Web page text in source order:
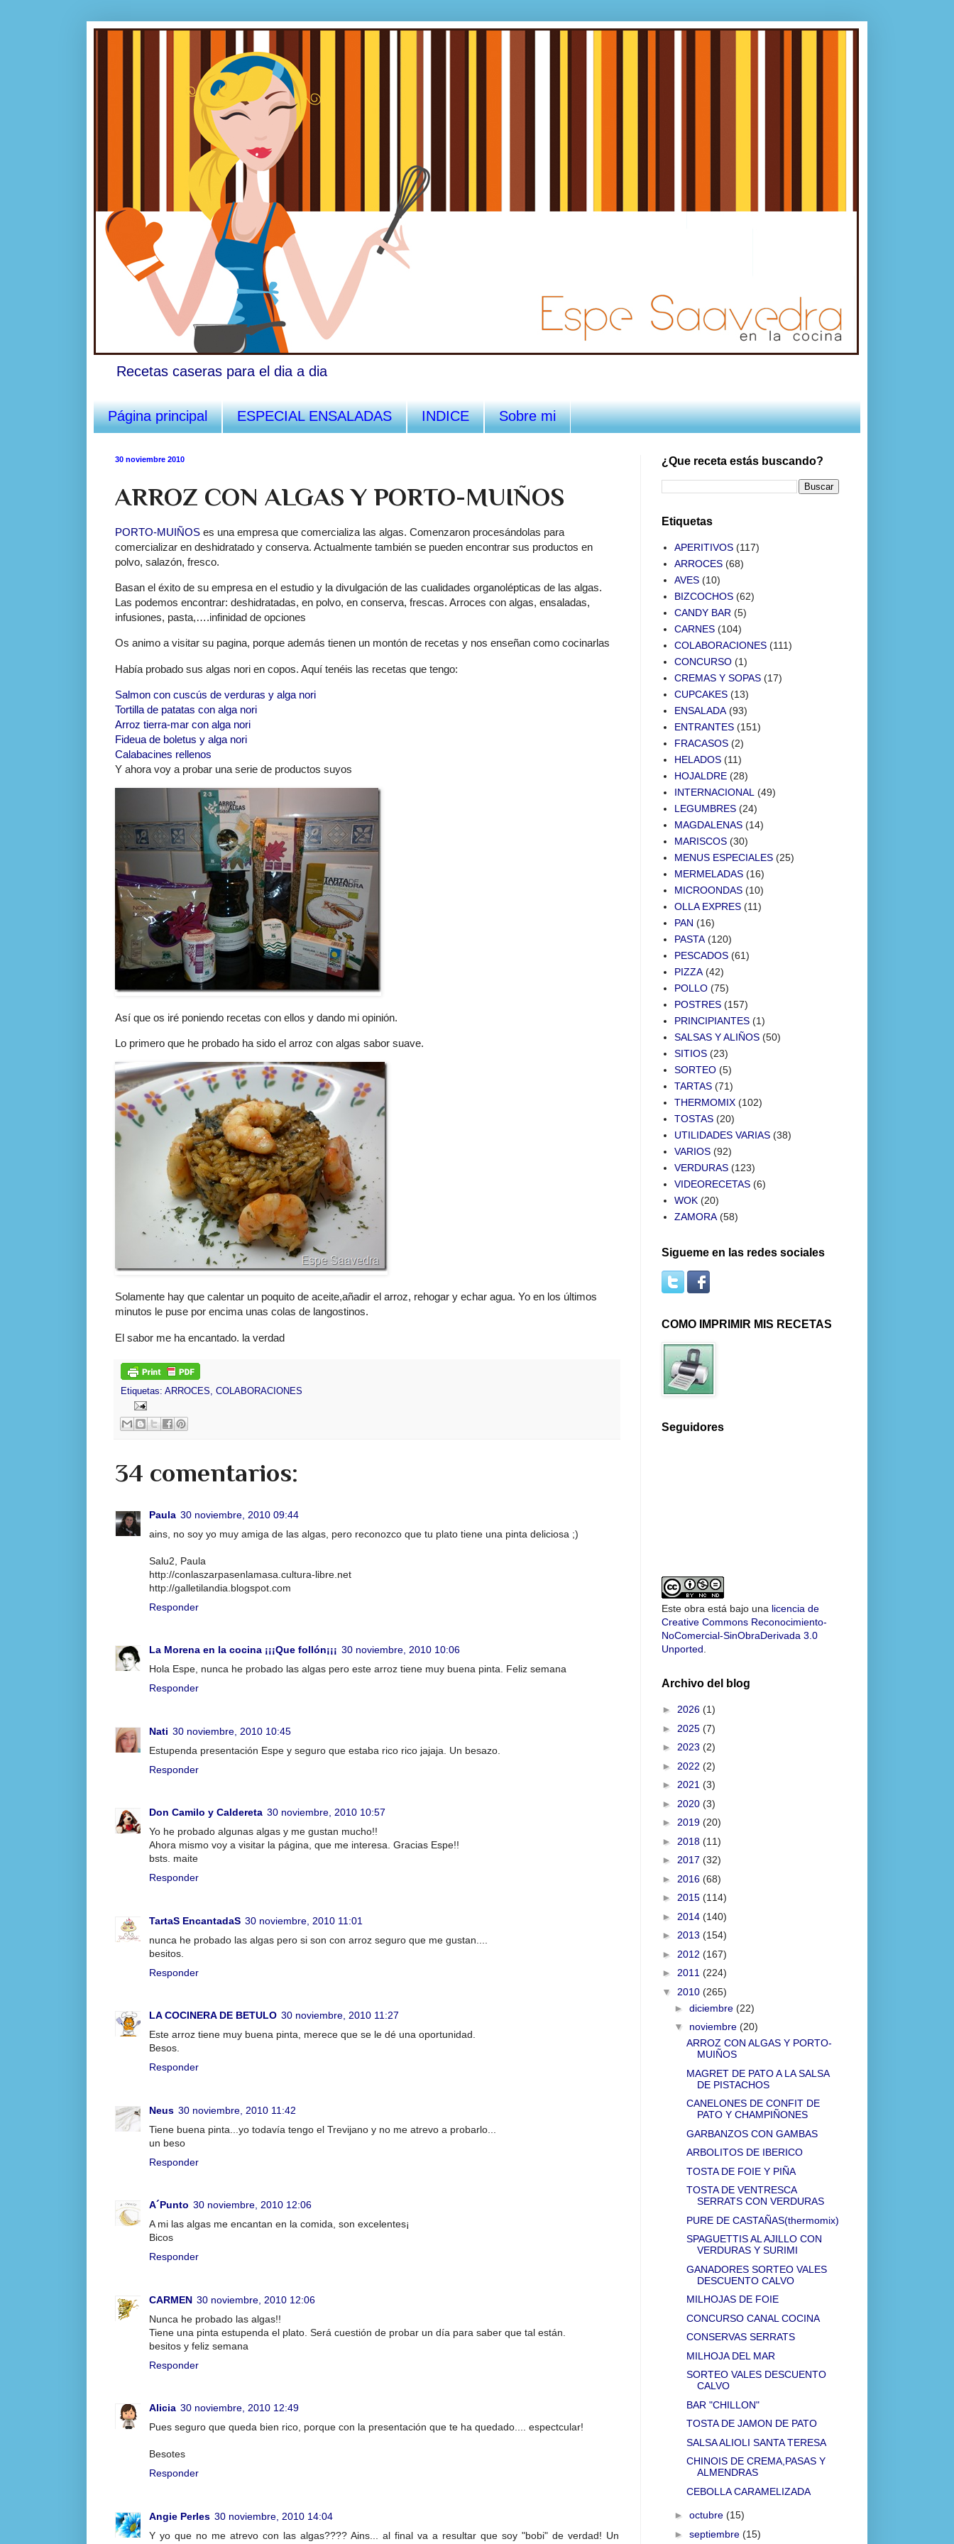
Recetas caseras para el dia a dia
Página principal ESPECIAL ENSALADAS INDICE Sobre mi
30 noviembre 2010
ARROZ CON ALGAS Y PORTO-MUIÑOS
PORTO-MUIÑOS es una empresa que comercializa las algas. Comenzaron procesándolas para
comercializar en deshidratado y conserva. Actualmente también se pueden encontrar sus productos en
polvo, salazón, fresco.
Basan el éxito de su empresa en el estudio y la divulgación de las cualidades organolépticas de las algas.
Las podemos encontrar: deshidratadas, en polvo, en conserva, frescas. Arroces con algas, ensaladas,
infusiones, pasta,….infinidad de opciones
Os animo a visitar su pagina, porque además tienen un montón de recetas y nos enseñan como cocinarlas
Había probado sus algas nori en copos. Aquí tenéis las recetas que tengo:
Salmon con cuscús de verduras y alga nori
Tortilla de patatas con alga nori
Arroz tierra-mar con alga nori
Fideua de boletus y alga nori
Calabacines rellenos
Y ahora voy a probar una serie de productos suyos
Así que os iré poniendo recetas con ellos y dando mi opinión.
Lo primero que he probado ha sido el arroz con algas sabor suave.
Solamente hay que calentar un poquito de aceite,añadir el arroz, rehogar y echar agua. Yo en los últimos
minutos le puse por encima unas colas de langostinos.
El sabor me ha encantado. la verdad
Etiquetas: ARROCES COLABORACIONES
34 comentarios:
Paula 30 noviembre, 2010 09:44
ains, no soy yo muy amiga de las algas, pero reconozco que tu plato tiene una pinta deliciosa ;)
Salu2, Paula
http://conlaszarpasenlamasa.cultura-libre.net
http://galletilandia.blogspot.com
Responder
La Morena en la cocina ¡¡¡Que follón¡¡¡ 30 noviembre, 2010 10:06
Hola Espe, nunca he probado las algas pero este arroz tiene muy buena pinta. Feliz semana
Responder
Nati 30 noviembre, 2010 10:45
Estupenda presentación Espe y seguro que estaba rico rico jajaja. Un besazo.
Responder
Don Camilo y Caldereta 30 noviembre, 2010 10:57
Yo he probado algunas algas y me gustan mucho!!
Ahora mismo voy a visitar la página, que me interesa. Gracias Espe!!
bsts. maite
Responder
TartaS EncantadaS 30 noviembre, 2010 11:01
nunca he probado las algas pero si son con arroz seguro que me gustan....
besitos.
Responder
LA COCINERA DE BETULO 30 noviembre, 2010 11:27
Este arroz tiene muy buena pinta, merece que se le dé una oportunidad.
Besos.
Responder
Neus 30 noviembre, 2010 11:42
Tiene buena pinta...yo todavía tengo el Trevijano y no me atrevo a probarlo...
un beso
Responder
A´Punto 30 noviembre, 2010 12:06
A mi las algas me encantan en la comida, son excelentes¡
Bicos
Responder
CARMEN 30 noviembre, 2010 12:06
Nunca he probado las algas!!
Tiene una pinta estupenda el plato. Será cuestión de probar un día para saber que tal están.
besitos y feliz semana
Responder
Alicia 30 noviembre, 2010 12:49
Pues seguro que queda bien rico, porque con la presentación que te ha quedado.... espectcular!
Besotes
Responder
Angie Perles 30 noviembre, 2010 14:04
Y yo que no me atrevo con las algas???? Ains... al final va a resultar que soy "bobi" de verdad! Un
¿Que receta estás buscando?
Etiquetas
APERITIVOS (117)
ARROCES (68)
AVES (10)
BIZCOCHOS (62)
CANDY BAR (5)
CARNES (104)
COLABORACIONES (111)
CONCURSO (1)
CREMAS Y SOPAS (17)
CUPCAKES (13)
ENSALADA (93)
ENTRANTES (151)
FRACASOS (2)
HELADOS (11)
HOJALDRE (28)
INTERNACIONAL (49)
LEGUMBRES (24)
MAGDALENAS (14)
MARISCOS (30)
MENUS ESPECIALES (25)
MERMELADAS (16)
MICROONDAS (10)
OLLA EXPRES (11)
PAN (16)
PASTA (120)
PESCADOS (61)
PIZZA (42)
POLLO (75)
POSTRES (157)
PRINCIPIANTES (1)
SALSAS Y ALIÑOS (50)
SITIOS (23)
SORTEO (5)
TARTAS (71)
THERMOMIX (102)
TOSTAS (20)
UTILIDADES VARIAS (38)
VARIOS (92)
VERDURAS (123)
VIDEORECETAS (6)
WOK (20)
ZAMORA (58)
Sigueme en las redes sociales
COMO IMPRIMIR MIS RECETAS
Seguidores
Este obra está bajo una licencia de
Creative Commons Reconocimiento-
NoComercial-SinObraDerivada 3.0
Unported
Archivo del blog
► 2026 (1)
► 2025 (7)
► 2023 (2)
► 2022 (2)
► 2021 (3)
► 2020 (3)
► 2019 (20)
► 2018 (11)
► 2017 (32)
► 2016 (68)
► 2015 (114)
► 2014 (140)
► 2013 (154)
► 2012 (167)
► 2011 (224)
▼ 2010 (265)
► diciembre (22)
▼ noviembre (20)
ARROZ CON ALGAS Y PORTO-
MUIÑOS
MAGRET DE PATO A LA SALSA
DE PISTACHOS
CANELONES DE CONFIT DE
PATO Y CHAMPIÑONES
GARBANZOS CON GAMBAS
ARBOLITOS DE IBERICO
TOSTA DE FOIE Y PIÑA
TOSTA DE VENTRESCA
SERRATS CON VERDURAS
PURE DE CASTAÑAS(thermomix)
SPAGUETTIS AL AJILLO CON
VERDURAS Y SURIMI
GANADORES SORTEO VALES
DESCUENTO CALVO
MILHOJAS DE FOIE
CONCURSO CANAL COCINA
CONSERVAS SERRATS
MILHOJA DEL MAR
SORTEO VALES DESCUENTO
CALVO
BAR "CHILLON"
TOSTA DE JAMON DE PATO
SALSA ALIOLI SANTA TERESA
CHINOIS DE CREMA,PASAS Y
ALMENDRAS
CEBOLLA CARAMELIZADA
► octubre (15)
► septiembre (15)